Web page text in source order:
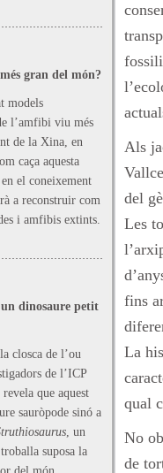
gran del món?
models
l’amfibi viu més
de la Xina, en
caça aquesta
el coneixement
a reconstruir com
i amfibis extints.
dinosaure petit
closca de l’ou
de l’ICP
que aquest
sauròpode sinó a
, un
suposa la
Als
del
Les
fins
La
qual
No
de